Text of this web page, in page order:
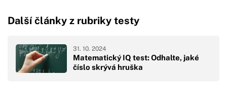
Další články z rubriky testy
Matematický IQ test: Odhalte, jaké
číslo skrývá hruška
31. 10. 2024